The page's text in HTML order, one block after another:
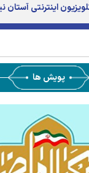
not be loaded,
failed or because
اینترنتی آستان
پویش ها